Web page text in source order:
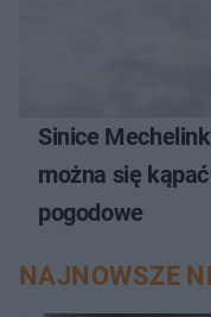
Sinice
można się
pogodowe
NAJNOWSZE